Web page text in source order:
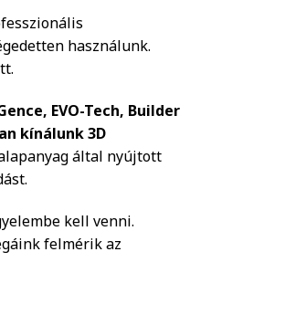
használunk.
EVO-Tech, Builder
kínálunk 3D
által nyújtott
kell venni.
felmérik az